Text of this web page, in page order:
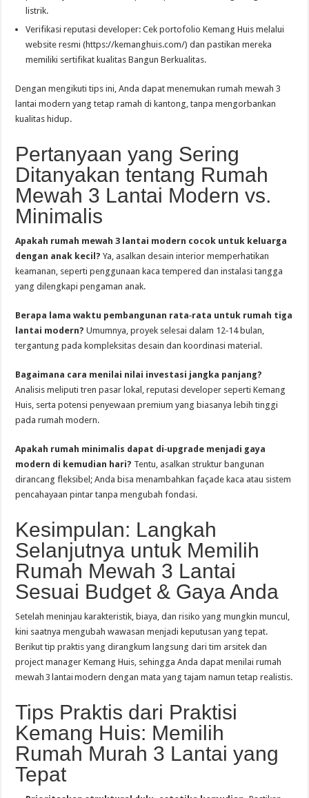
listrik.
Verifikasi reputasi developer: Cek portofolio Kemang Huis melalui
website resmi (https://kemanghuis.com/) dan pastikan mereka
memiliki sertifikat kualitas Bangun Berkualitas.
Dengan mengikuti tips ini, Anda dapat menemukan rumah mewah 3
lantai modern yang tetap ramah di kantong, tanpa mengorbankan
kualitas hidup.
Pertanyaan yang Sering
Ditanyakan tentang Rumah
Mewah 3 Lantai Modern vs.
Minimalis
Apakah rumah mewah 3 lantai modern cocok untuk keluarga
dengan anak kecil? Ya, asalkan desain interior memperhatikan
keamanan, seperti penggunaan kaca tempered dan instalasi tangga
yang dilengkapi pengaman anak.
Berapa lama waktu pembangunan rata‑rata untuk rumah tiga
lantai modern? Umumnya, proyek selesai dalam 12‑14 bulan,
tergantung pada kompleksitas desain dan koordinasi material.
Bagaimana cara menilai nilai investasi jangka panjang?
Analisis meliputi tren pasar lokal, reputasi developer seperti Kemang
Huis, serta potensi penyewaan premium yang biasanya lebih tinggi
pada rumah modern.
Apakah rumah minimalis dapat di‑upgrade menjadi gaya
modern di kemudian hari? Tentu, asalkan struktur bangunan
dirancang fleksibel; Anda bisa menambahkan façade kaca atau sistem
pencahayaan pintar tanpa mengubah fondasi.
Kesimpulan: Langkah
Selanjutnya untuk Memilih
Rumah Mewah 3 Lantai
Sesuai Budget & Gaya Anda
Setelah meninjau karakteristik, biaya, dan risiko yang mungkin muncul,
kini saatnya mengubah wawasan menjadi keputusan yang tepat.
Berikut tip praktis yang dirangkum langsung dari tim arsitek dan
project manager Kemang Huis, sehingga Anda dapat menilai rumah
mewah 3 lantai modern dengan mata yang tajam namun tetap realistis.
Tips Praktis dari Praktisi
Kemang Huis: Memilih
Rumah Murah 3 Lantai yang
Tepat